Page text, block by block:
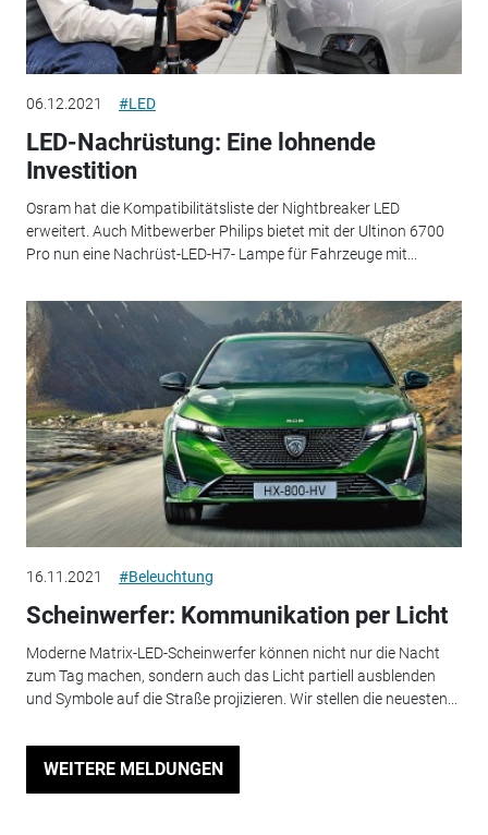
06.12.2021 #LED
LED-Nachrüstung: Eine lohnende
Investition
Osram hat die Kompatibilitätsliste der Nightbreaker LED
erweitert. Auch Mitbewerber Philips bietet mit der Ultinon 6700
Pro nun eine Nachrüst-LED-H7- Lampe für Fahrzeuge mit...
16.11.2021 #Beleuchtung
Scheinwerfer: Kommunikation per Licht
Moderne Matrix-LED-Scheinwerfer können nicht nur die Nacht
zum Tag machen, sondern auch das Licht partiell ausblenden
und Symbole auf die Straße projizieren. Wir stellen die neuesten...
WEITERE MELDUNGEN